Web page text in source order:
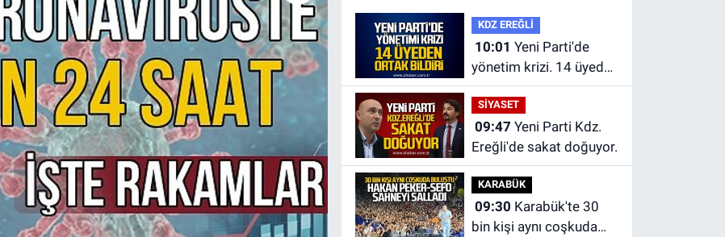
KDZ EREĞLİ
10:01
yönetim krizi. 14 üyeden
ortak bildiri.
SİYASET
09:47
Ereğli'de sakat doğuyor.
KARABÜK
09:30
bin kişi aynı coşkuda